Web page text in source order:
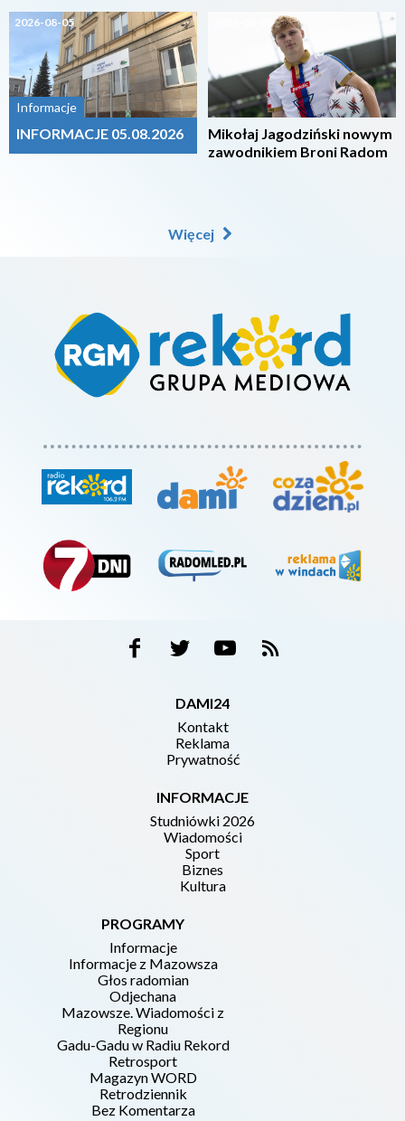
2026-08-05
Informacje
INFORMACJE 05.08.2026
2026-08-05
Mikołaj Jagodziński nowym
zawodnikiem Broni Radom
Więcej
DAMI24
Kontakt
Reklama
Prywatność
INFORMACJE
Studniówki 2026
Wiadomości
Sport
Biznes
Kultura
PROGRAMY
Informacje
Informacje z Mazowsza
Głos radomian
Odjechana
Mazowsze. Wiadomości z
Regionu
Gadu-Gadu w Radiu Rekord
Retrosport
Magazyn WORD
Retrodziennik
Bez Komentarza